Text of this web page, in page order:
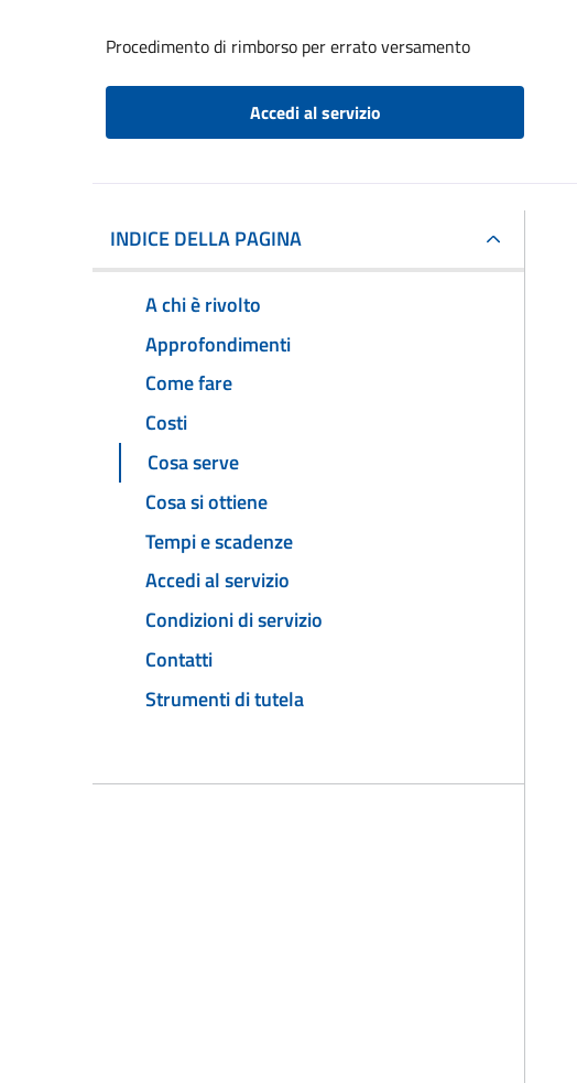
Procedimento di rimborso per errato versamento
Accedi al servizio
INDICE DELLA PAGINA
A chi è rivolto
Approfondimenti
Come fare
Costi
Cosa serve
Cosa si ottiene
Tempi e scadenze
Accedi al servizio
Condizioni di servizio
Contatti
Strumenti di tutela